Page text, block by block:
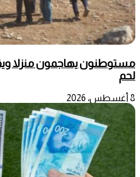
مستوطنون يهاجمون منزلا
لحم
8 أغسطس، 2026